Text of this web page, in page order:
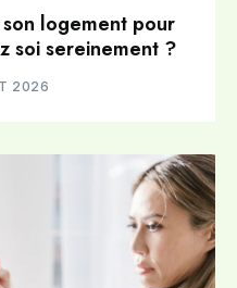
logement pour
soi sereinement ?
2026